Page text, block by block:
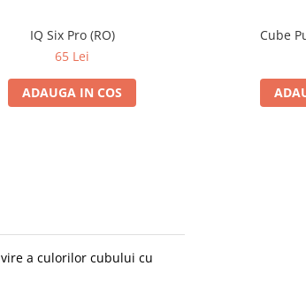
IQ Six Pro (RO)
65 Lei
ADAUGA IN COS
Cube
a culorilor cubului cu